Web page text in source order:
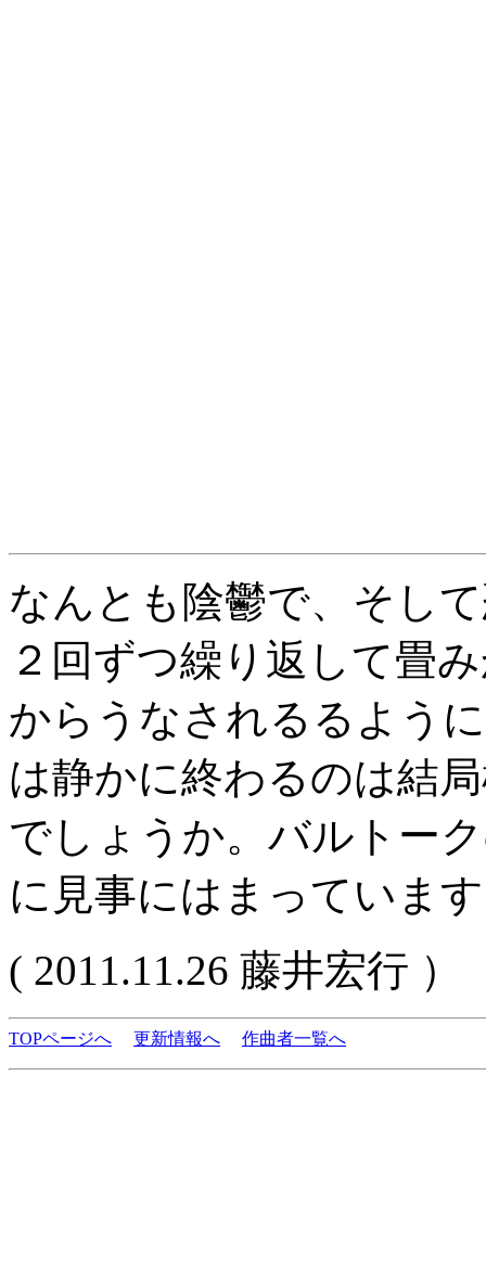
なんとも陰鬱で、そし
２回ずつ繰り返して畳
からうなされるるよう
は静かに終わるのは結
でしょうか。バルトー
に見事にはまっていま
( 2011.11.26 藤井宏行 ）
TOPページへ 更新情報へ 作曲者一覧へ